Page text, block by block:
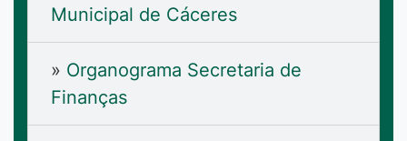
Municipal de Cáceres
» Organograma Secretaria de
Finanças